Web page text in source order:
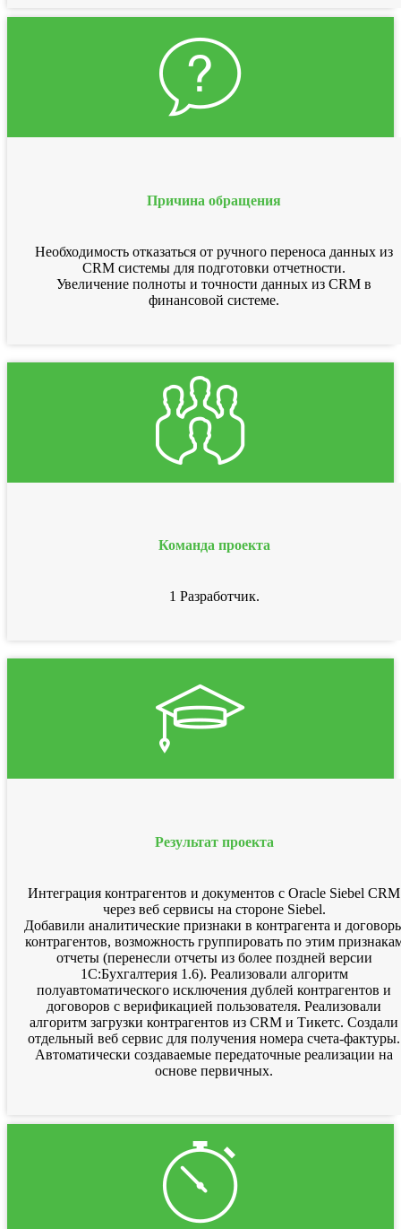
Причина обращения
Необходимость отказаться от ручного переноса данных из
CRM системы для подготовки отчетности.
Увеличение полноты и точности данных из CRM в
финансовой системе.
Команда проекта
1 Разработчик.
Результат проекта
Интеграция контрагентов и документов с Oracle Siebel CRM
через веб сервисы на стороне Siebel.
Добавили аналитические признаки в контрагента и
контрагентов, возможность группировать по этим
отчеты (перенесли отчеты из более поздней версии
1С:Бухгалтерия 1.6). Реализовали алгоритм
полуавтоматического исключения дублей контрагентов и
договоров с верификацией пользователя. Реализовали
алгоритм загрузки контрагентов из CRM и Тикетс. Создали
отдельный веб сервис для получения номера счета-фактуры.
Автоматически создаваемые передаточные реализации на
основе первичных.